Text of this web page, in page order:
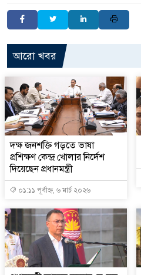
আরো খবর
দক্ষ জনশক্তি গড়তে ভাষা
প্রশিক্ষণ কেন্দ্র খোলার নির্দেশ
দিয়েছেন প্রধানমন্ত্রী
০১:১১ পূর্বাহ্ন, ৬ মার্চ ২০২৬